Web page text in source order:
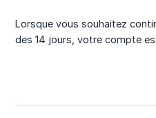
Lorsque vous souhaitez
des 14 jours, votre compte